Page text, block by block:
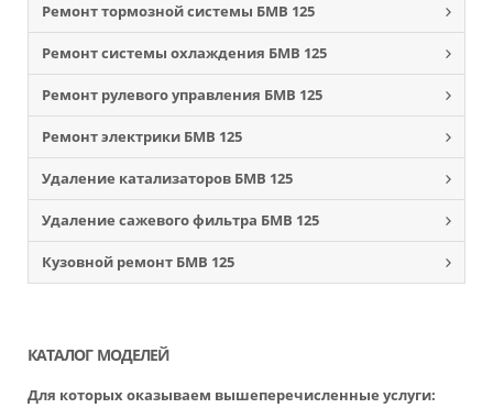
Ремонт тормозной системы БМВ 125
Ремонт системы охлаждения БМВ 125
Ремонт рулевого управления БМВ 125
Ремонт электрики БМВ 125
Удаление катализаторов БМВ 125
Удаление сажевого фильтра БМВ 125
Кузовной ремонт БМВ 125
КАТАЛОГ МОДЕЛЕЙ
Для которых оказываем вышеперечисленные услуги: